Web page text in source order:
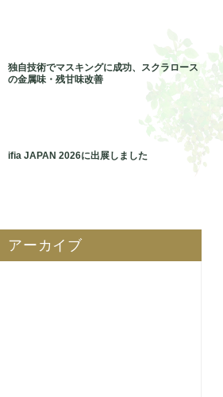
独自技術でマスキングに成功、スクラロース
の金属味・残甘味改善
ifia JAPAN 2026に出展しました
アーカイブ